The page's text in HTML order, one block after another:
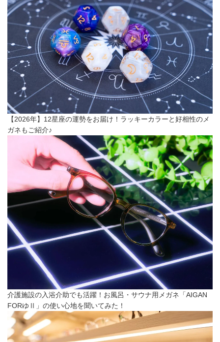
【2026年】12星座の運勢をお届け！ラッキーカラーと好相性のメ
ガネもご紹介♪
介護施設の入浴介助でも活躍！お風呂・サウナ用メガネ「AIGAN
FORゆⅡ」の使い心地を聞いてみた！